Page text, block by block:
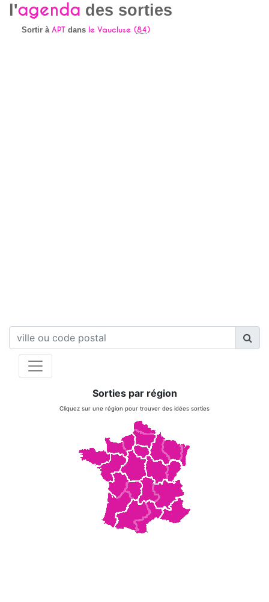
l'agenda des sorties
Sortir à APTdans le Vaucluse (84)
Sorties par région
Cliquez sur une région pour trouver des idées sorties